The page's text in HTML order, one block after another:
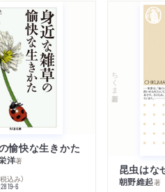
愉快な生きかた
洋著
込み）
6
ちくま新書
昆虫はな
朝野維起著